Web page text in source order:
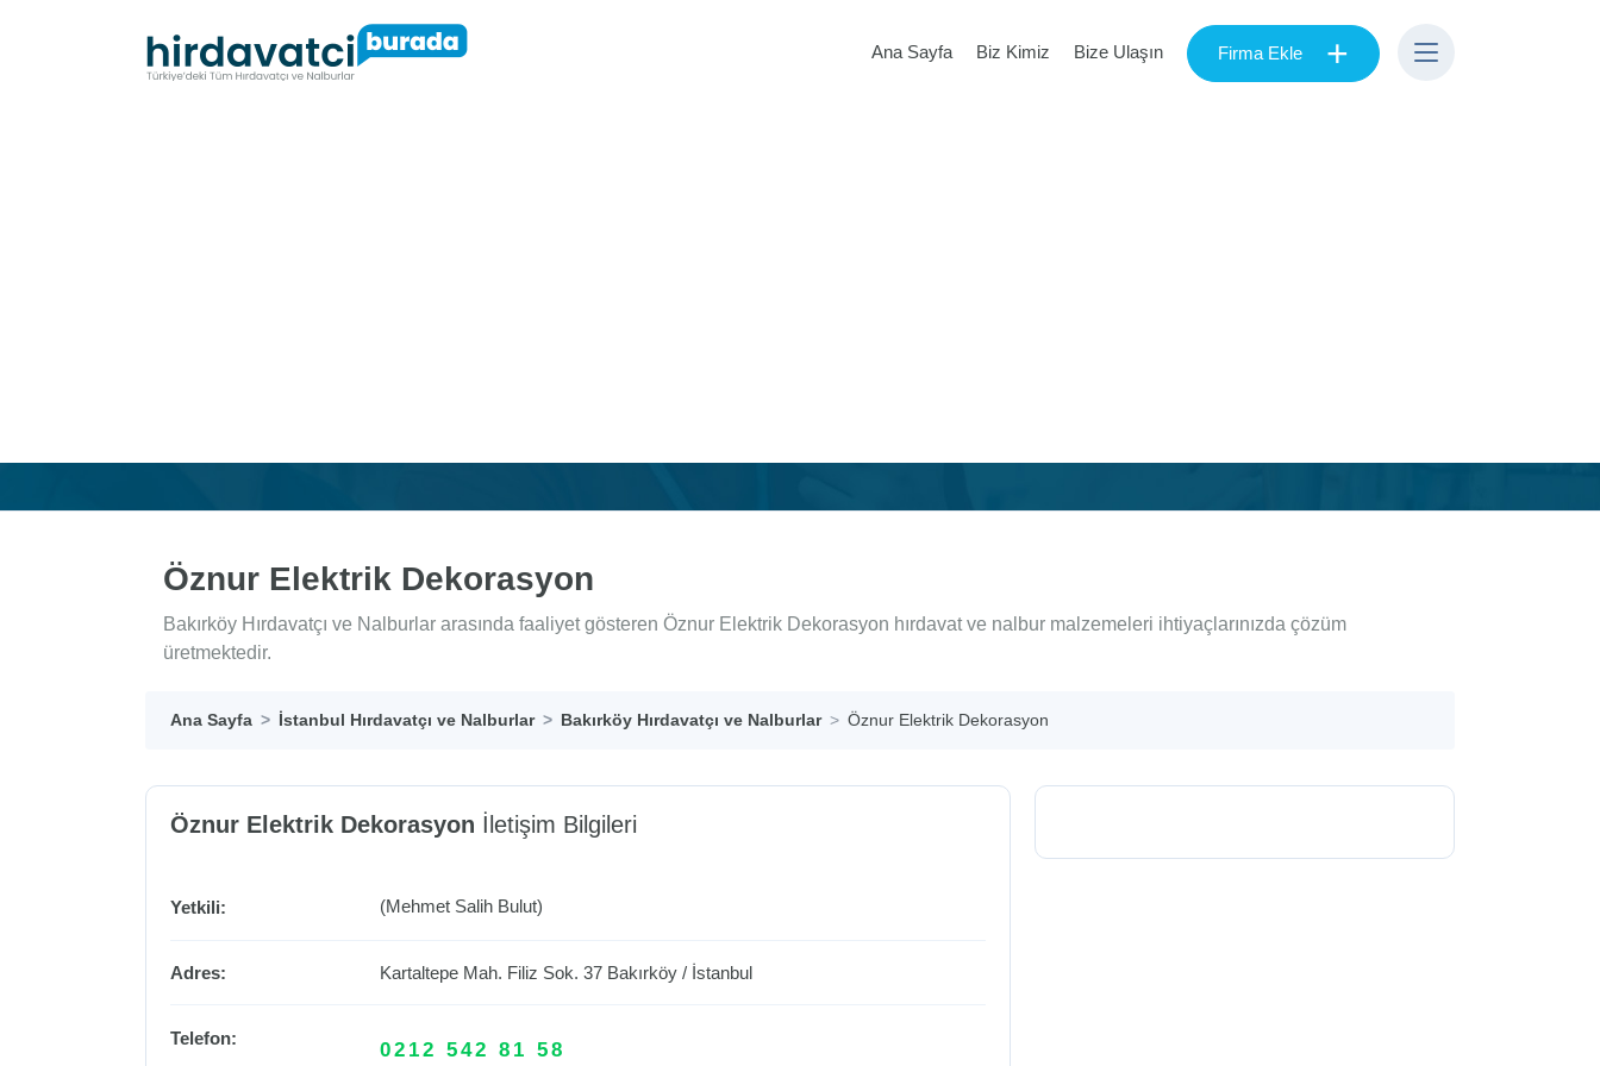
Ana Sayfa Biz Kimiz Bize Ulaşın Firma Ekle +
Öznur Elektrik Dekorasyon
Bakırköy Hırdavatçı ve Nalburlar arasında faaliyet gösteren Öznur Elektrik Dekorasyon hırdavat ve nalbur malzemeleri ihtiyaçlarınızda çözüm
üretmektedir.
Ana Sayfa İstanbul Hırdavatçı ve Nalburlar Bakırköy Hırdavatçı ve Nalburlar Öznur Elektrik Dekorasyon
Öznur Elektrik Dekorasyon İletişim Bilgileri
Yetkili: (Mehmet Salih Bulut)
Adres: Kartaltepe Mah. Filiz Sok. 37 Bakırköy / İstanbul
Telefon:
0212 542 81 58